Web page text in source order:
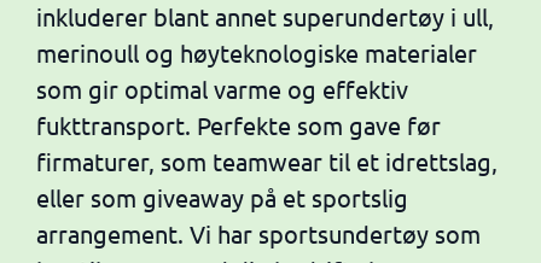
inkluderer blant annet superundertøy i ull,
merinoull og høyteknologiske materialer
som gir optimal varme og effektiv
fukttransport. Perfekte som gave før
firmaturer, som teamwear til et idrettslag,
eller som giveaway på et sportslig
arrangement. Vi har sportsundertøy som